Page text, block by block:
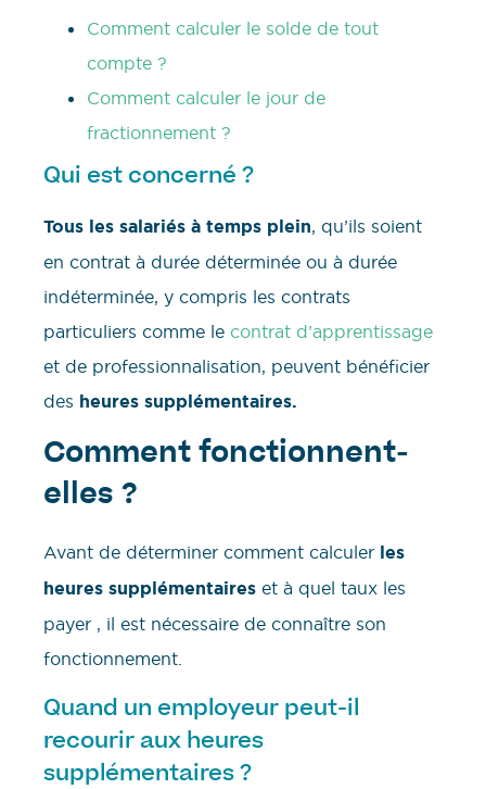
Comment calculer le solde de tout
compte ?
Comment calculer le jour de
fractionnement ?
Qui est concerné ?
Tous les salariés à temps plein, qu’ils soient
en contrat à durée déterminée ou à durée
indéterminée, y compris les contrats
particuliers comme le contrat d’apprentissage
et de professionnalisation, peuvent bénéficier
des heures supplémentaires.
Comment fonctionnent-
elles ?
Avant de déterminer comment calculer les
heures supplémentaires et à quel taux les
payer , il est nécessaire de connaître son
fonctionnement.
Quand un employeur peut-il
recourir aux heures
supplémentaires ?